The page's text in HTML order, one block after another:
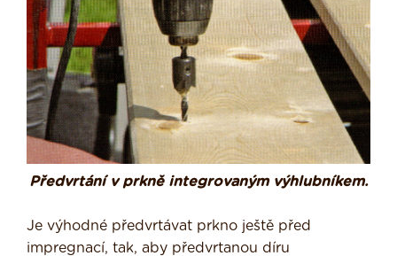
Předvrtání v prkně integrovaným výhlubníkem.
Je výhodné předvrtávat prkno ještě před
impregnací, tak, aby předvrtanou díru